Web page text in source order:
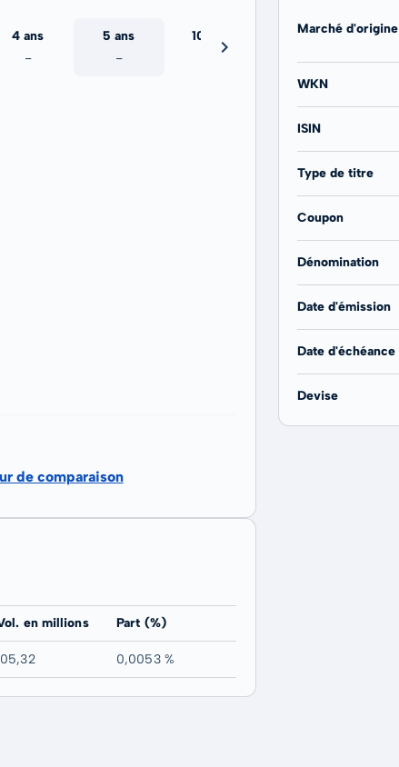
4 ans
-
5 ans
-
10 ans 20 ans
-
Max
-
de comparaison
en millions Part (%)
0,0053 %
Marché d'origine
WKN
ISIN
Type de titre
Coupon
Dénomination
Date d'émission
Date d'échéance
Devise